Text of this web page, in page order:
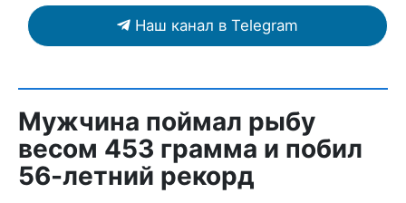
Наш канал в Telegram
Мужчина поймал рыбу
весом 453 грамма и побил
56-летний рекорд